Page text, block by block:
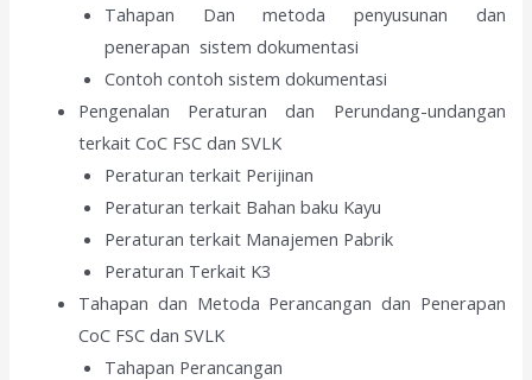
Tahapan Dan metoda penyusunan dan
penerapan sistem dokumentasi
Contoh contoh sistem dokumentasi
Pengenalan Peraturan dan Perundang-undangan
terkait CoC FSC dan SVLK
Peraturan terkait Perijinan
Peraturan terkait Bahan baku Kayu
Peraturan terkait Manajemen Pabrik
Peraturan Terkait K3
Tahapan dan Metoda Perancangan dan Penerapan
CoC FSC dan SVLK
Tahapan Perancangan